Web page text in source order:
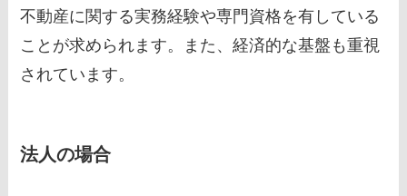
不動産に関する実務経験や専門資格を有している
ことが求められます。また、経済的な基盤も重視
されています。
法人の場合